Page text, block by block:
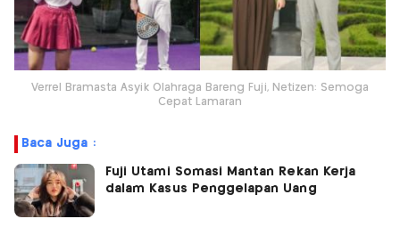
Verrel Bramasta Asyik Olahraga Bareng Fuji, Netizen: Semoga
Cepat Lamaran
Baca Juga :
Fuji Utami Somasi Mantan Rekan Kerja
dalam Kasus Penggelapan Uang